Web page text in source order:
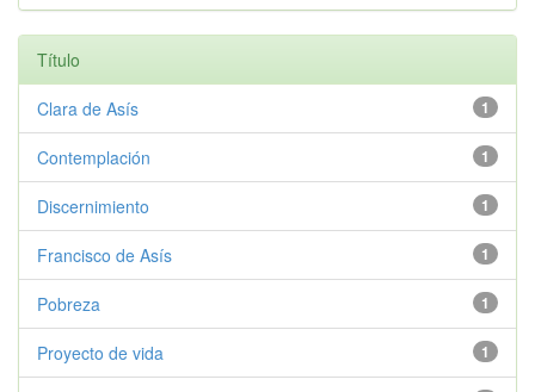
Título
1
Clara de Asís
1
Contemplación
1
Discernimiento
1
Francisco de Asís
1
Pobreza
1
Proyecto de vida